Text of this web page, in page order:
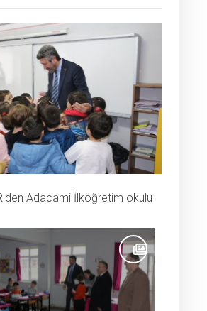
Adacami İlköğretim okulu